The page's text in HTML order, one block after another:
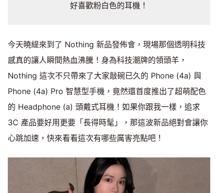
好喜歡粉白色的耳機！
今天曉緹來到了 Nothing 新品發佈會，現場那個透明科技
感真的讓人瞬間熱血沸騰！身為科技潮牌的領頭羊，
Nothing 這次不只帶來了大家敲碗已久的 Phone (4a) 與
Phone (4a) Pro 智慧型手機，竟然還首度推出了超萌配色
的 Headphone (a) 頭戴式耳機！如果你跟我一樣，追求
3C 產品要好用更要「長得時髦」，那這波新品絕對會讓你
心跳加速，快來看看這次有哪些厲害亮點吧！